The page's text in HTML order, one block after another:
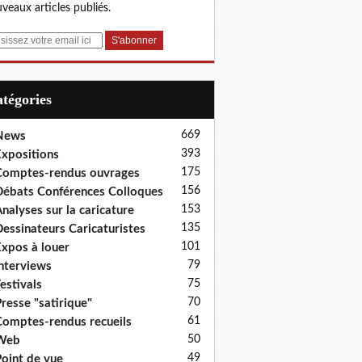
articles publiés.
669
393
rendus ouvrages 175
Conférences Colloques 156
sur la caricature 153
Caricaturistes 135
à louer 101
79
75
"satirique" 70
rendus recueils 61
50
de vue 49